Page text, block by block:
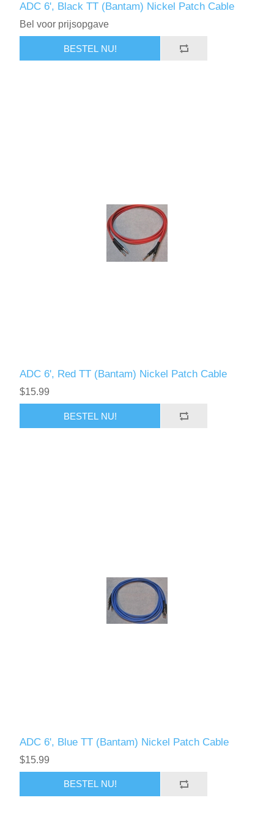
ADC 6', Black TT (Bantam) Nickel Patch Cable
Bel voor prijsopgave
BESTEL NU!
ADC 6', Red TT (Bantam) Nickel Patch Cable
$15.99
BESTEL NU!
ADC 6', Blue TT (Bantam) Nickel Patch Cable
$15.99
BESTEL NU!